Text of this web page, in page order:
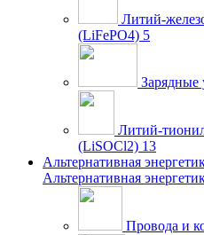
Литий-
(LiFePO4) 5
Зарядные
Литий-
(LiSOCl2) 13
Альтернативная
Альтернативная
Провода и